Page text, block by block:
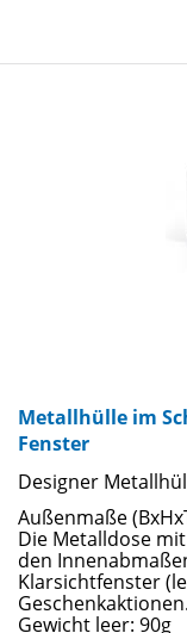
Metallhülle im
Fenster
Designer
Außenmaße
Die Metalldose
den
Klarsichtfenster
Geschenkaktionen.
Gewicht leer: 90g